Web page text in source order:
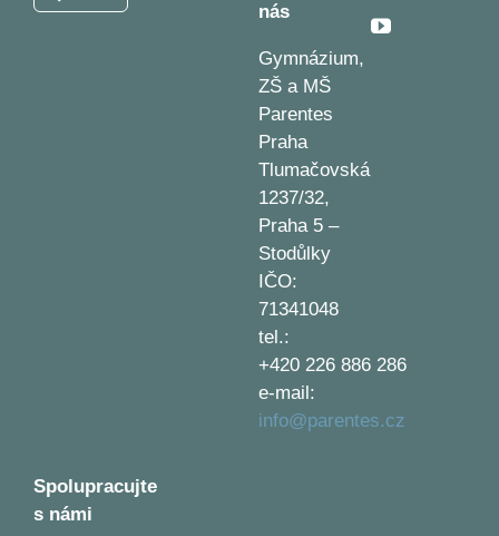
nás
Gymnázium,
ZŠ a MŠ
Parentes
Praha
Tlumačovská
1237/32,
Praha 5 –
Stodůlky
IČO:
71341048
tel.:
+420 226 886 286
e-mail:
info@parentes.cz
Spolupracujte
s námi